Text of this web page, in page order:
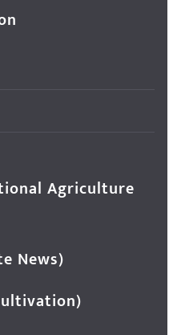
Agriculture
News)